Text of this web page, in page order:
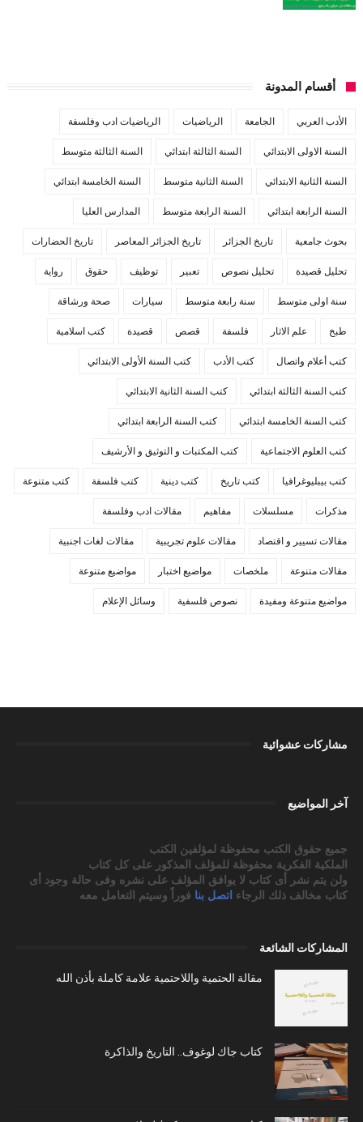
أقسام المدونة
الأدب العربي الجامعة الرياضيات الرياضيات ادب وفلسفة
السنة الاولى الابتدائي السنة الثالثة ابتدائي السنة الثالثة متوسط
السنة الثانية الابتدائي السنة الثانية متوسط السنة الخامسة ابتدائي
السنة الرابعة ابتدائي السنة الرابعة متوسط المدارس العليا
بحوث جامعية تاريخ الجزائر تاريخ الجزائر المعاصر تاريخ الحضارات
تحليل قصيدة تحليل نصوص تعبير توظيف حقوق رواية
سنة اولى متوسط سنة رابعة متوسط سيارات صحة ورشاقة
طبخ علم الاثار فلسفة قصص قصيدة كتب اسلامية
كتب أعلام واتصال كتب الأدب كتب السنة الأولى الابتدائي
كتب السنة الثالثة ابتدائي كتب السنة الثانية الابتدائي
كتب السنة الخامسة ابتدائي كتب السنة الرابعة ابتدائي
كتب العلوم الاجتماعية كتب المكتبات و التوثيق و الأرشيف
كتب بيبليوغرافيا كتب تاريخ كتب دينية كتب فلسفة كتب متنوعة
مذكرات مسلسلات مفاهيم مقالات ادب وفلسفة
مقالات تسيير و اقتصاد مقالات علوم تجريبية مقالات لغات اجنبية
مقالات متنوعة ملخصات مواضيع اختبار مواضيع متنوعة
مواضيع متنوعة ومفيدة نصوص فلسفية وسائل الإعلام
مشاركات عشوائية
آخر المواضيع
جميع حقوق الكتب محفوظة لمؤلفين الكتب
الملكية الفكرية محفوظة للمؤلف المذكور على كل كتاب
ولن يتم نشر أى كتاب لا يوافق المؤلف على نشره وفى حالة وجود أى
كتاب مخالف ذلك الرجاء اتصل بنا فوراً وسيتم التعامل معه
المشاركات الشائعة
مقالة الحتمية واللاحتمية علامة كاملة بأذن الله
كتاب جاك لوغوف.. التاريخ والذاكرة